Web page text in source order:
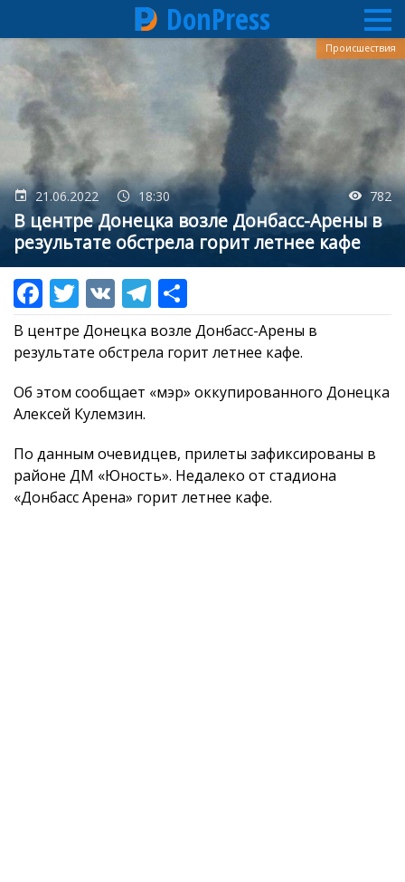
Перейти
основному
содержанию
DonPress
21.06.2022 18:30 782
В центре Донецка возле Донбасс-Арены в
результате обстрела горит летнее кафе
Происшествия
В центре Донецка возле Донбасс-Арены в
результате обстрела горит летнее кафе.
Об этом сообщает «мэр» оккупированного Донецка
Алексей Кулемзин.
По данным очевидцев, прилеты зафиксированы в
районе ДМ «Юность». Недалеко от стадиона
«Донбасс Арена» горит летнее кафе.